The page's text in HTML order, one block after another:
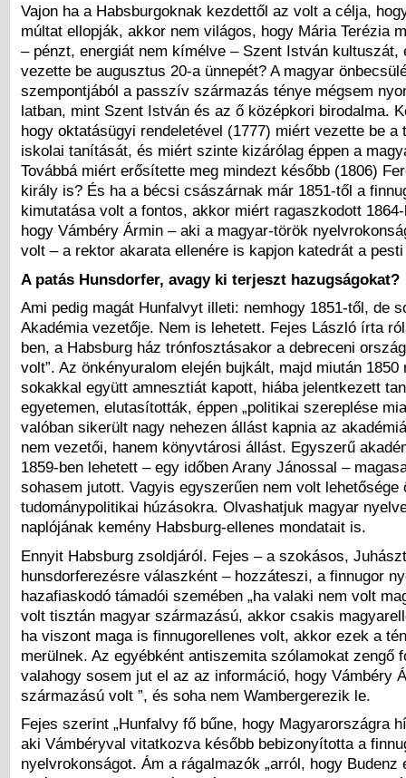
Vajon ha a Habsburgoknak kezdettől az volt a célja,
múltat ellopják, akkor nem világos, hogy Mária Terézia
– pénzt, energiát nem kímélve – Szent István kultuszát,
vezette be augusztus 20-a ünnepét? A magyar
szempontjából a passzív származás ténye mégsem
latban, mint Szent István és az ő középkori birodalma.
hogy oktatásügyi rendeletével (1777) miért vezette be a
iskolai tanítását, és miért szinte kizárólag éppen a
Továbbá miért erősítette meg mindezt később (1806)
király is? És ha a bécsi császárnak már 1851-től a
kimutatása volt a fontos, akkor miért ragaszkodott
hogy Vámbéry Ármin – aki a magyar-török
volt – a rektor akarata ellenére is kapjon katedrát a
A patás Hunsdorfer, avagy ki terjeszt hazugságokat?
Ami pedig magát Hunfalvyt illeti: nemhogy 1851-től, de
Akadémia vezetője. Nem is lehetett. Fejes László írta
ben, a Habsburg ház trónfosztásakor a debreceni
volt”. Az önkényuralom elején bujkált, majd miután 1850
sokakkal együtt amnesztiát kapott, hiába jelentkezett
egyetemen, elutasították, éppen „politikai szereplése
valóban sikerült nagy nehezen állást kapnia az
nem vezetői, hanem könyvtárosi állást. Egyszerű
1859-ben lehetett – egy időben Arany Jánossal –
sohasem jutott. Vagyis egyszerűen nem volt lehetősége
tudománypolitikai húzásokra. Olvashatjuk magyar
naplójának kemény Habsburg-ellenes mondatait is.
Ennyit Habsburg zsoldjáról. Fejes – a szokásos,
hunsdorferezésre válaszként – hozzáteszi, a finnugor
hazafiaskodó támadói szemében „ha valaki nem volt
volt tisztán magyar származású, akkor csakis
ha viszont maga is finnugorellenes volt, akkor ezek a
merülnek. Az egyébként antiszemita szólamokat zengő
valahogy sosem jut el az az információ, hogy Vámbéry
származású volt ”, és soha nem Wambergerezik le.
Fejes szerint „Hunfalvy fő bűne, hogy Magyarországra
aki Vámbéryval vitatkozva később bebizonyította a
nyelvrokonságot. Ám a rágalmazók „arról, hogy Budenz